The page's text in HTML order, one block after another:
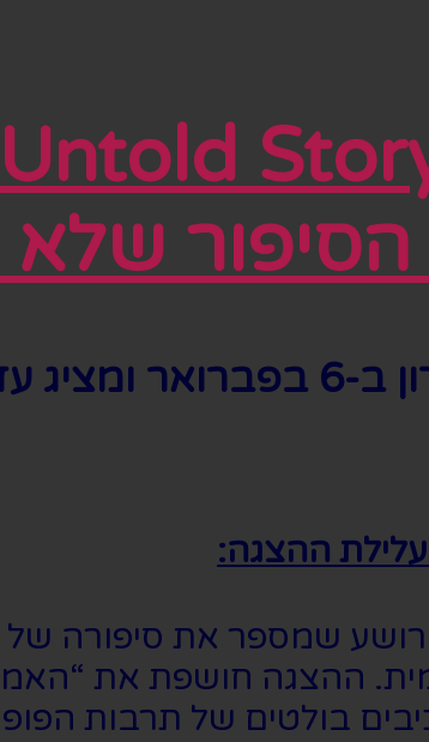
שלא
2026.
ההצגה:
שמספר את סיפורה
ההצגה חושפת את
בולטים של תרבות